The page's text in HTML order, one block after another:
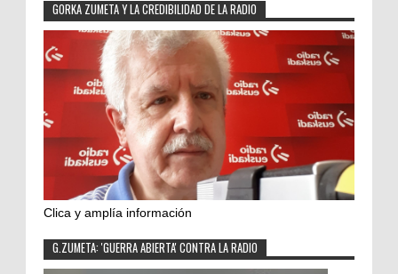
GORKA ZUMETA Y LA CREDIBILIDAD DE LA RADIO
Clica y amplía información
G.ZUMETA: 'GUERRA ABIERTA' CONTRA LA RADIO